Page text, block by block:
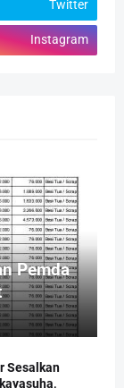
Twitter
Instagram
Pemda
Sesalkan